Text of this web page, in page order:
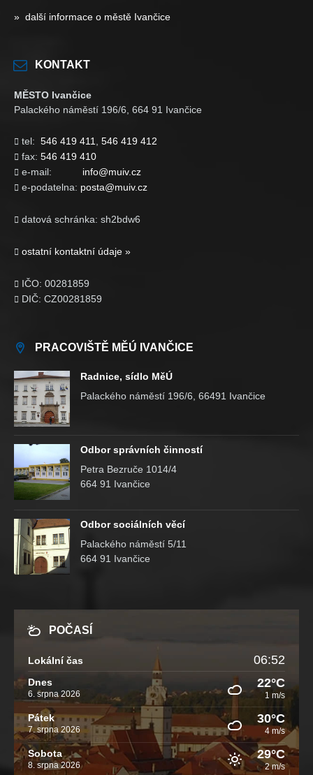
» další informace o městě Ivančice
KONTAKT
MĚSTO Ivančice
Palackého náměstí 196/6, 664 91 Ivančice
 tel: 546 419 411 546 419 412
 fax: 546 419 410
 e-mail: info@muiv.cz
 e-podatelna: posta@muiv.cz
 datová schránka: sh2bdw6
 ostatní kontaktní údaje »
 IČO: 00281859
 DIČ: CZ00281859
PRACOVIŠTĚ MĚÚ IVANČICE
Radnice, sídlo MěÚ
Palackého náměstí 196/6, 66491 Ivančice
Odbor správních činností
Petra Bezruče 1014/4
664 91 Ivančice
Odbor sociálních věcí
Palackého náměstí 5/11
664 91 Ivančice
POČASÍ
Lokální čas 06:52
Dnes
6. srpna 2026
22°C
1 m/s
Pátek
7. srpna 2026
30°C
4 m/s
Sobota
8. srpna 2026
29°C
2 m/s